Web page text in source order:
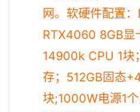
网。软硬件配置
RTX4060 8GB显
14900k CPU 1块
存；512GB固态
块;1000W电源1个